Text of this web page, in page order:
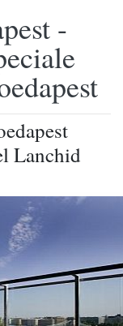
-
Lanchid